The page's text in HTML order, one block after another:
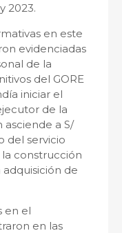
2023.
en este
evidenciadas
de la
del GORE
iniciar el
de la
a S/
del servicio
la construcción
de
en el
en las